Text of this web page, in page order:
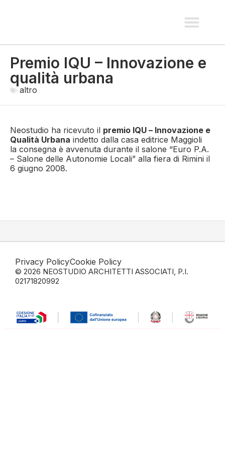
Premio IQU – Innovazione e
qualità urbana
altro
Neostudio ha ricevuto il premio IQU – Innovazione e
Qualità Urbana indetto dalla casa editrice Maggioli
la consegna è avvenuta durante il salone “Euro P.A.
– Salone delle Autonomie Locali” alla fiera di Rimini il
6 giugno 2008.
Privacy PolicyCookie Policy
© 2026 NEOSTUDIO ARCHITETTI ASSOCIATI, P.I.
02171820992